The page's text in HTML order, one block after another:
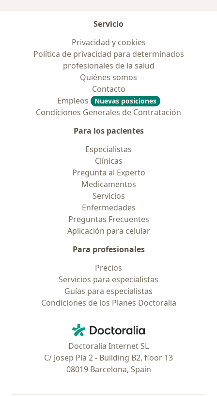
Servicio
Privacidad y cookies
Política de privacidad para determinados
profesionales de la salud
Quiénes somos
Contacto
Empleos
Nuevas posiciones
Condiciones Generales de Contratación
Para los pacientes
Especialistas
Clínicas
Pregunta al Experto
Medicamentos
Servicios
Enfermedades
Preguntas Frecuentes
Aplicación para celular
Para profesionales
Precios
Servicios para especialistas
Guías para especialistas
Condiciones de los Planes Doctoralia
Doctoralia - Página de inicio
Doctoralia Internet SL
C/ Josep Pla 2 - Building B2, floor 13
08019 Barcelona, Spain